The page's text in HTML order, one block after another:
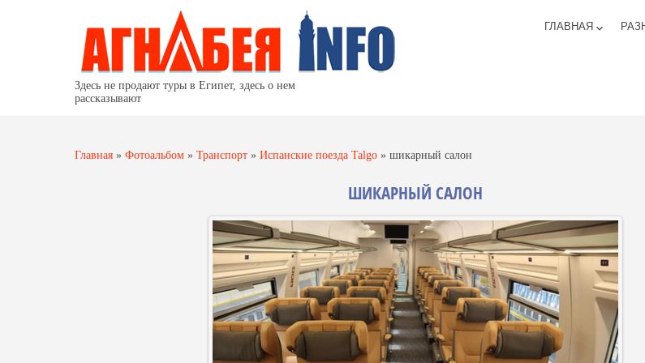
Здесь не продают туры в Египет, здесь о нем
рассказывают
ГЛАВНАЯ keyboard_arrow_down
Главная » Фотоальбом » Транспорт » Испанские поезда Talgo » шикарный салон
ШИКАРНЫЙ САЛОН